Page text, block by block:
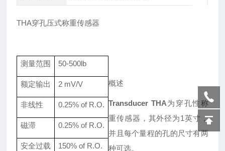
THA穿孔压式称重传感器
测量范围 50-500lb
额定输出 2 mV/V
非线性 0.25% of R.O.
磁滞 0.25% of R.O.
安全过载 150% of R.O.
概述
Transducer THA为穿孔性称
重传感器，其外径为1英寸，
并且每个量程的孔的尺寸有两
种可选。